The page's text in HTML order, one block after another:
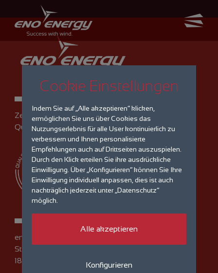
Zertifiziertes
Qualitätsmanagement
eno energy GmbH
Straße am Zeltplatz 7
18230 Rerik
Cookie Einstellungen
Indem Sie auf „Alle akzeptieren“ klicken,
ermöglichen Sie uns über Cookies das
Nutzungserlebnis für alle User kontinuierlich zu
verbessern und Ihnen personalisierte
Empfehlungen auch auf Drittseiten auszuspielen.
Durch den Klick erteilen Sie ihre ausdrückliche
Einwilligung. Über „Konfigurieren“ können Sie Ihre
Einwilligung individuell anpassen, dies ist auch
nachträglich jederzeit unter „Datenschutz“
möglich.
Alle akzeptieren
Konfigurieren